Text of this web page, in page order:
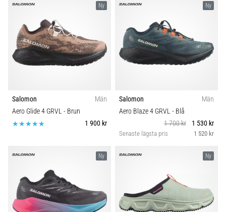
Ny
Salomon
Män
Aero Glide 4 GRVL - Brun
1 900 kr
Ny
Salomon
Män
Aero Blaze 4 GRVL - Blå
1 700 kr
1 530 kr
Senaste lägsta pris 1 520 kr
Ny Ny